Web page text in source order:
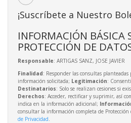
¡Suscríbete a Nuestro
INFORMACIÓN BÁSICA
PROTECCIÓN DE
Responsable: ARTIGAS SANZ, JOSE JAVIER
Finalidad: Responder las consultas
información solicitada; Legitimación:
Destinatarios: Solo se realizan cesiones si
Derechos: Acceder, rectificar y suprimir, así
indica en la información adicional;
consultar la información completa de
de Privacidad